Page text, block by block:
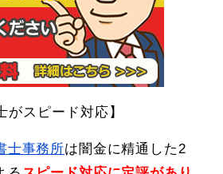
がスピード対応】
士事務所は闇金に精通した2